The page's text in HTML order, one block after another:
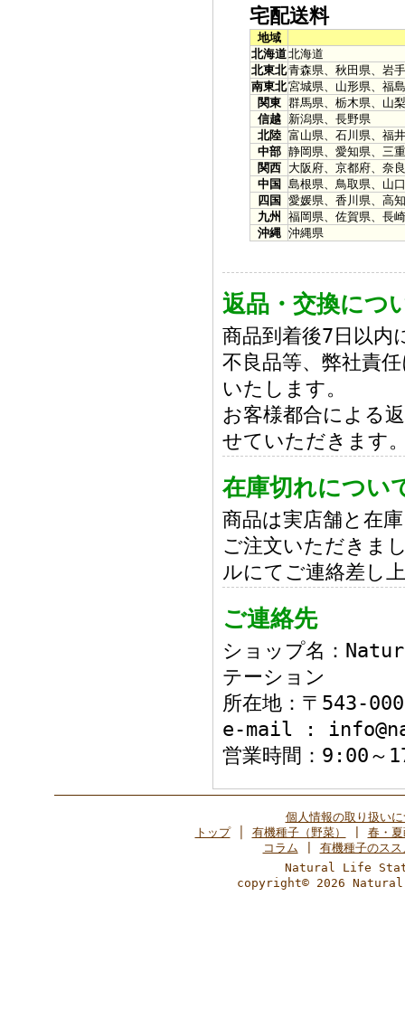
宅配送料
地域
北海道北海道
北東北青森県、秋田県、岩
南東北宮城県、山形県、福
関東 群馬県、栃木県、山
信越
新潟県、長野県
北陸 富山県、石川県、福
中部 静岡県、愛知県、三
関西
大阪府、京都府、奈
中国
島根県、鳥取県、山
四国
愛媛県、香川県、高
九州
福岡県、佐賀県、長
沖縄 沖縄県
返品・交換につ
商品到着後7日以内
不良品等、弊社責
いたします。
お客様都合による
せていただきます
在庫切れについ
商品は実店舗と在
ご注文いただきま
ルにてご連絡差し
ご連絡先
ショップ名：
テーション
所在地：〒543-
e-mail :
営業時間：9:00～
個人情報の取り扱い
トップ│ 有機種子（野菜）
春・
コラム
有機種子のスス
Natural Life
copyright© 2026